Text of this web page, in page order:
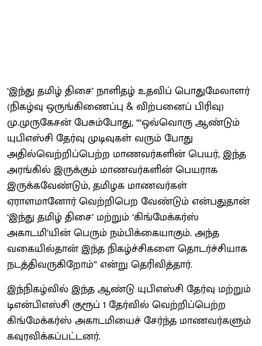
‘இந்து தமிழ் திசை’ நாளிதழ் உதவிப் பொதுமேலாளர்
(நிகழ்வு ஒருங்கிணைப்பு & விற்பனைப் பிரிவு)
மு.முருகேசன் பேசும்போது, “‘ஒவ்வொரு ஆண்டும்
யுபிஎஸ்சி தேர்வு முடிவுகள் வரும் போது
அதில்வெற்றிப்பெற்ற மாணவர்களின் பெயர், இந்த
அரங்கில் இருக்கும் மாணவர்களின் பெயராக
இருக்கவேண்டும், தமிழக மாணவர்கள்
ஏராளமானோர் வெற்றிபெற வேண்டும் என்பதுதான்
‘இந்து தமிழ் திசை’ மற்றும் ‘கிங்மேக்கர்ஸ்
அகாடமி’யின் பெரும் நம்பிக்கையாகும். அந்த
வகையில்தான் இந்த நிகழ்ச்சிகளை தொடர்ச்சியாக
நடத்திவருகிறோம்” என்று தெரிவித்தார்.
இந்நிகழ்வில் இந்த ஆண்டு யுபிஎஸ்சி தேர்வு மற்றும்
டிஎன்பிஎஸ்சி குரூப் 1 தேர்வில் வெற்றிப்பெற்ற
கிங்மேக்கர்ஸ் அகாடமியைச் சேர்ந்த மாணவர்களும்
கவுரவிக்கப்பட்டனர்.